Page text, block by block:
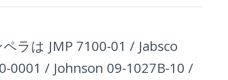
ラは JMP 7100-01 / Jabsco
0001 / Johnson 09-1027B-10 /